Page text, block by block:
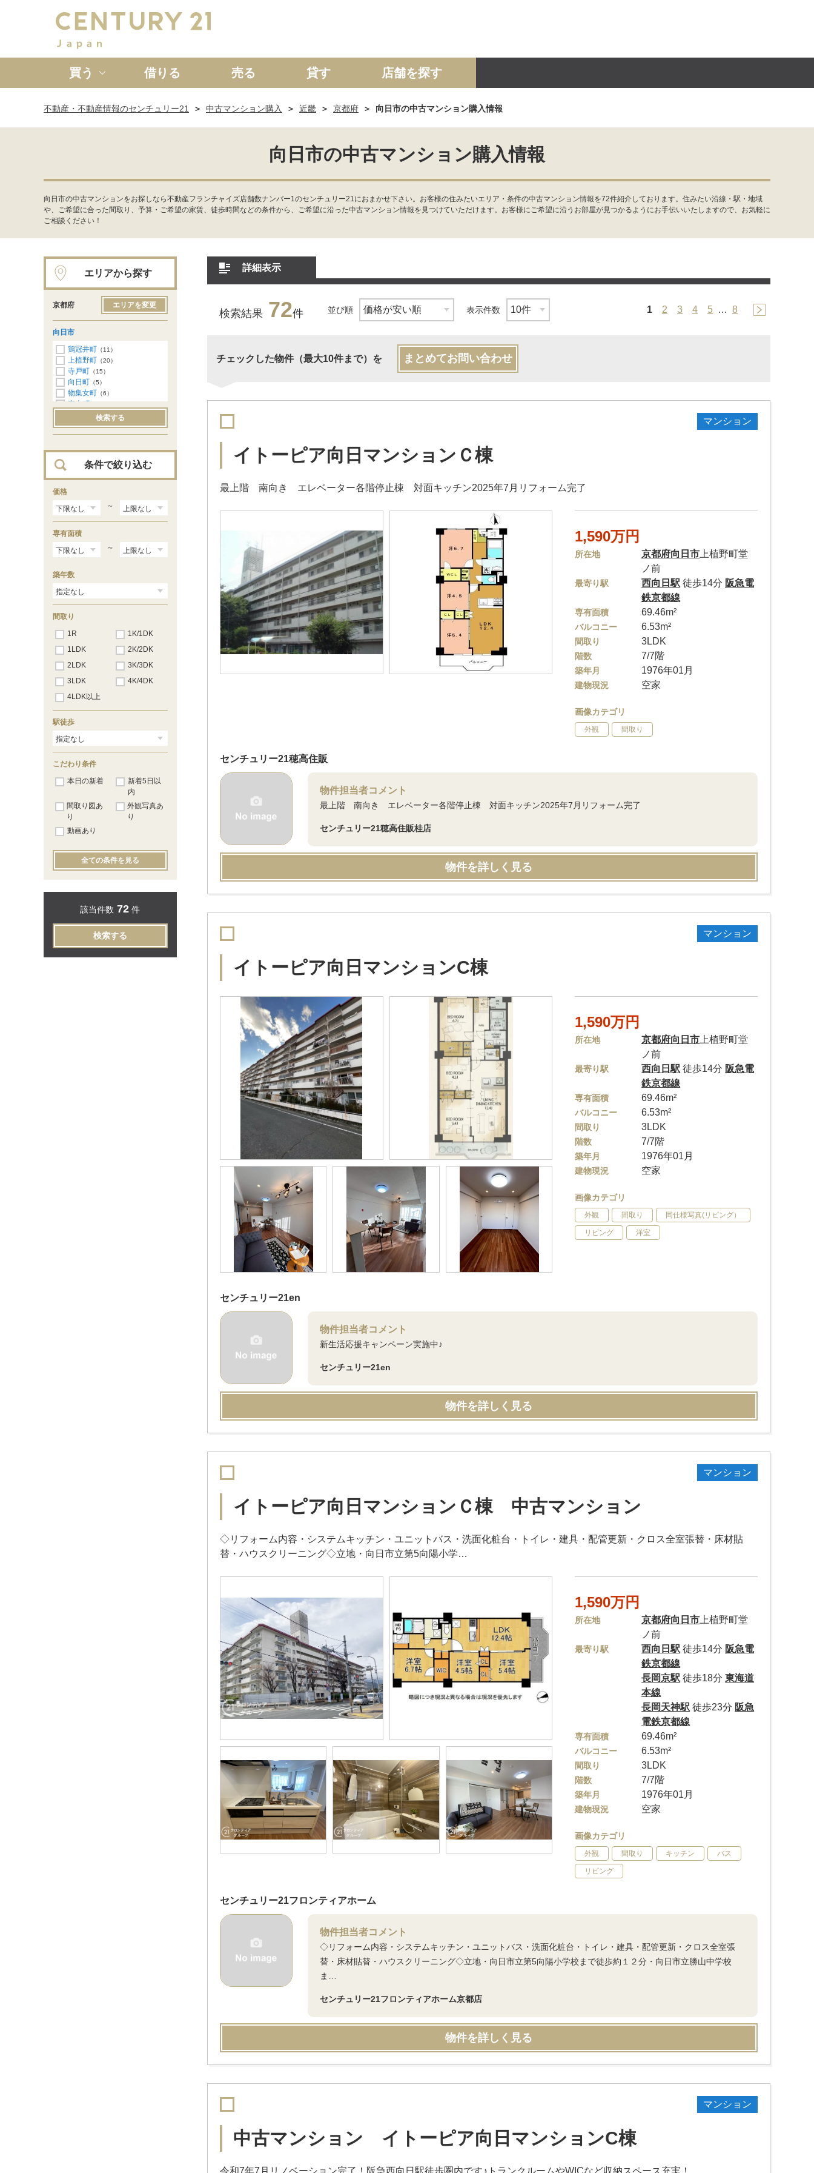
買う
新築一戸建て 中古一戸建て マンション 土地 事業投資用
借りる 売る 貸す 店舗を探す
不動産・不動産情報のセンチュリー21 中古マンション購入 近畿 京都府 向日市の中古マンション購入情報
向日市の中古マンション購入情報
向日市の中古マンションをお探しなら不動産フランチャイズ店舗数ナンバー1のセンチュリー21におまかせ下さい。お客様の住みたいエリア・条件の中古マンション情報を72件紹介しております。住みたい沿線・駅・地域
や、ご希望に合った間取り、予算・ご希望の家賃、徒歩時間などの条件から、ご希望に沿った中古マンション情報を見つけていただけます。お客様にご希望に沿うお部屋が見つかるようにお手伝いいたしますので、お気軽に
ご相談ください！
詳細表示
検索結果 72件 並び順 表示件数 1 2 3 4 5 … 8
チェックした物件（最大10件まで）を まとめてお問い合わせ
マンション
イトーピア向日マンションＣ棟
最上階 南向き エレベーター各階停止棟 対面キッチン2025年7月リフォーム完了
1,590万円
所在地 京都府向日市 上植野町堂
ノ前
最寄り駅 西向日駅 徒歩14分 阪急電
鉄京都線
専有面積 69.46m²
バルコニー 6.53m²
間取り 3LDK
階数 7/7階
築年月 1976年01月
建物現況 空家
画像カテゴリ
外観 間取り
センチュリー21穂高住販
物件担当者コメント
最上階 南向き エレベーター各階停止棟 対面キッチン2025年7月リフォーム完了
センチュリー21穂高住販桂店
物件を詳しく見る
マンション
イトーピア向日マンションC棟
1,590万円
所在地 京都府向日市 上植野町堂
ノ前
最寄り駅 西向日駅 徒歩14分 阪急電
鉄京都線
専有面積 69.46m²
バルコニー 6.53m²
間取り 3LDK
階数 7/7階
築年月 1976年01月
建物現況 空家
画像カテゴリ
外観 間取り 同仕様写真(リビング）
リビング 洋室
センチュリー21en
物件担当者コメント
新生活応援キャンペーン実施中♪
センチュリー21en
物件を詳しく見る
マンション
イトーピア向日マンションＣ棟 中古マンション
◇リフォーム内容・システムキッチン・ユニットバス・洗面化粧台・トイレ・建具・配管更新・クロス全室張替・床材貼
替・ハウスクリーニング◇立地・向日市立第5向陽小学…
1,590万円
所在地 京都府向日市 上植野町堂
ノ前
最寄り駅 西向日駅 徒歩14分 阪急電
鉄京都線
長岡京駅 徒歩18分東海道
本線
長岡天神駅 徒歩23分 阪急
電鉄京都線
専有面積 69.46m²
バルコニー 6.53m²
間取り 3LDK
階数 7/7階
築年月 1976年01月
建物現況 空家
画像カテゴリ
外観 間取り キッチン バス
リビング
センチュリー21フロンティアホーム
物件担当者コメント
◇リフォーム内容・システムキッチン・ユニットバス・洗面化粧台・トイレ・建具・配管更新・クロス全室張
替・床材貼替・ハウスクリーニング◇立地・向日市立第5向陽小学校まで徒歩約１２分・向日市立勝山中学校
ま…
センチュリー21フロンティアホーム京都店
物件を詳しく見る
マンション
中古マンション イトーピア向日マンションC棟
エリアから探す
京都府 エリアを変更
向日市
鶏冠井町 （11）
上植野町 （20）
寺戸町 （15）
向日町 （5）
物集女町 （6）
森本町
検索する
条件で絞り込む
価格
～
専有面積
～
築年数
間取り
1R
1K/1DK
1LDK
2K/2DK
2LDK
3K/3DK
3LDK
4K/4DK
4LDK以上
駅徒歩
こだわり条件
本日の新着
新着5日以
内
間取り図あ
り
外観写真あ
り
動画あり
全ての条件を見る
該当件数 72 件
検索する